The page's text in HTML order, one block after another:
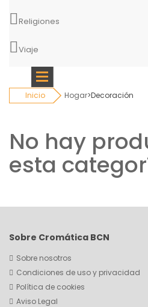
Religiones
Viaje
Inicio Hogar>Decoración
No hay
esta
Sobre Cromática BCN
Sobre nosotros
Condiciones de uso y privacidad
Política de cookies
Aviso Legal